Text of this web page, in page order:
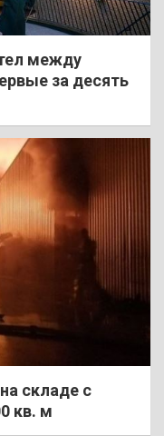
между
за десять
складе с
кв. м